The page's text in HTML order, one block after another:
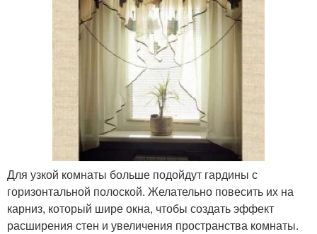
Для узкой комнаты больше подойдут гардины с
горизонтальной полоской. Желательно повесить их на
карниз, который шире окна, чтобы создать эффект
расширения стен и увеличения пространства комнаты.